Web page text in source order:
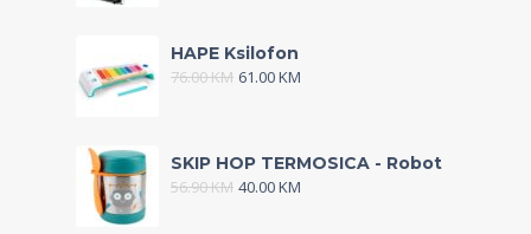
HAPE Ksilofon
76.00KM 61.00KM
SKIP HOP TERMOSICA - Robot
56.90KM 40.00KM